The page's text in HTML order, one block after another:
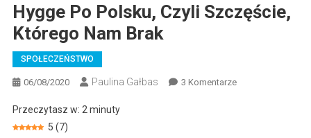
Hygge Po Polsku, Czyli Szczęście,
Którego Nam Brak
SPOŁECZEŃSTWO
06/08/2020 Paulina Gałbas 3 KomentarzeDo
Przeczytasz w: 2 minuty
5 (7)